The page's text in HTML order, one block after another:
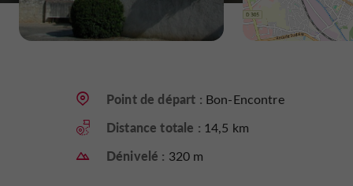
Point de départ : Bon-Encontre
Distance totale : 14,5 km
Dénivelé : 320 m